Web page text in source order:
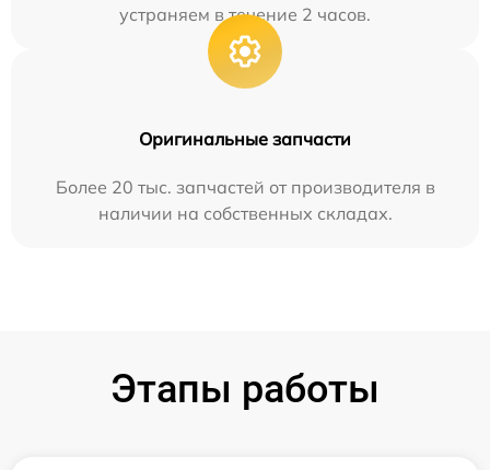
устраняем в течение 2 часов.
Оригинальные запчасти
Более 20 тыс. запчастей от производителя в
наличии на собственных складах.
Этапы работы